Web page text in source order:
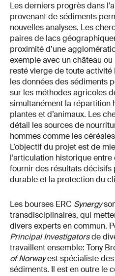
Les derniers progrès dans
provenant de sédiments
nouvelles analyses. Les
paires de lacs
proximité d’une
exemple avec un château ou
resté vierge de toute activité
les données des sédiments
sur les méthodes agricoles
simultanément la répartition
plantes et d’animaux. Les
détail les sources de
hommes comme les
L’objectif du projet est de
l’articulation historique
fournir des résultats décisifs
durable et la protection du
Les bourses ERC Synergy
transdisciplinaires, qui
divers experts en commun.
Principal Investigatorsde
travaillent ensemble: Tony
of Norwayest spécialiste
sédiments. Il est en outre le